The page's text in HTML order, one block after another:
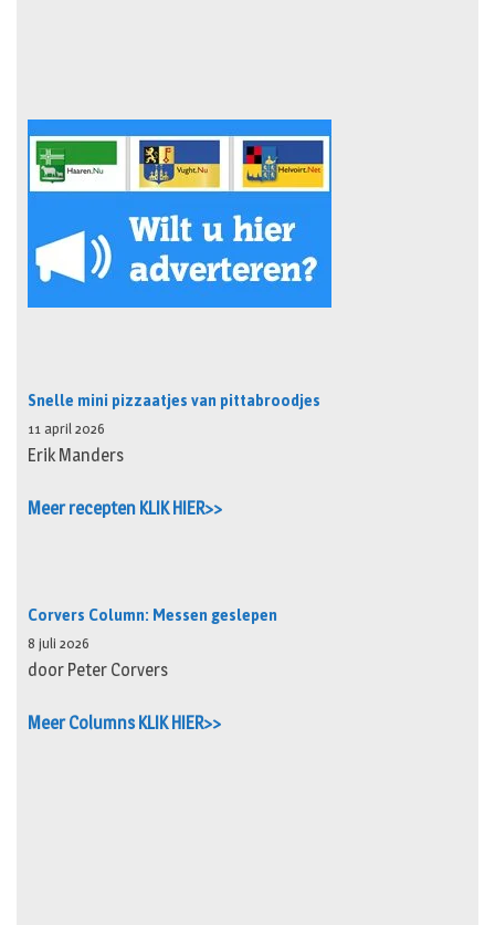
Snelle mini pizzaatjes van pittabroodjes
11 april 2026
Erik Manders
Meer recepten KLIK HIER>>
Corvers Column: Messen geslepen
8 juli 2026
door Peter Corvers
Meer Columns KLIK HIER>>